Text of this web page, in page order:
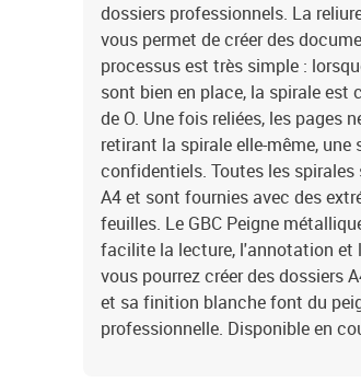
dossiers professionnels. La
vous permet de créer des
processus est très simple :
sont bien en place, la spirale est
de O. Une fois reliées, les pages
retirant la spirale elle-même,
confidentiels. Toutes les
A4 et sont fournies avec des
feuilles. Le GBC Peigne
facilite la lecture, l'annotation et
vous pourrez créer des dossiers
et sa finition blanche font du
professionnelle. Disponible en